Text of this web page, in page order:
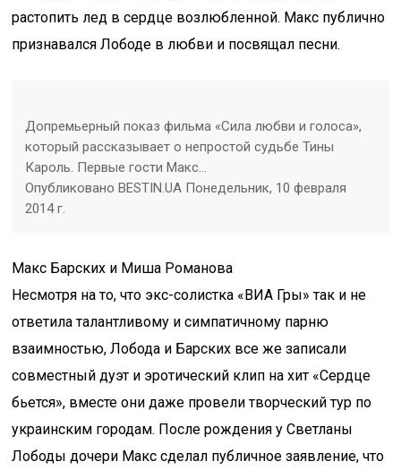
растопить лед в сердце возлюбленной. Макс публично
признавался Лободе в любви и посвящал песни.
Допремьерный показ фильма «Сила любви и голоса»,
который рассказывает о непростой судьбе Тины
Кароль. Первые гости Макс…
Опубликовано BESTIN.UA Понедельник, 10 февраля
2014 г.
Макс Барских и Миша Романова
Несмотря на то, что экс-солистка «ВИА Гры» так и не
ответила талантливому и симпатичному парню
взаимностью, Лобода и Барских все же записали
совместный дуэт и эротический клип на хит «Сердце
бьется», вместе они даже провели творческий тур по
украинским городам. После рождения у Светланы
Лободы дочери Макс сделал публичное заявление, что